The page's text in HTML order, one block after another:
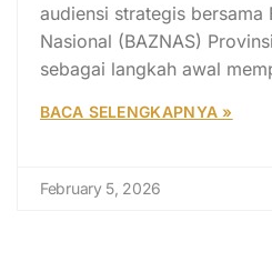
audiensi strategis bersama
Nasional (BAZNAS)
sebagai langkah awal
BACA SELENGKAPNYA »
February 5, 2026